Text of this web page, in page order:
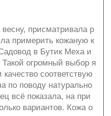
присматривала р
примерить кожаную к
в Бутик Меха и
огромный выбор я
соответствую
по поводу натурально
всё показала, на при
вариантов. Кожа о